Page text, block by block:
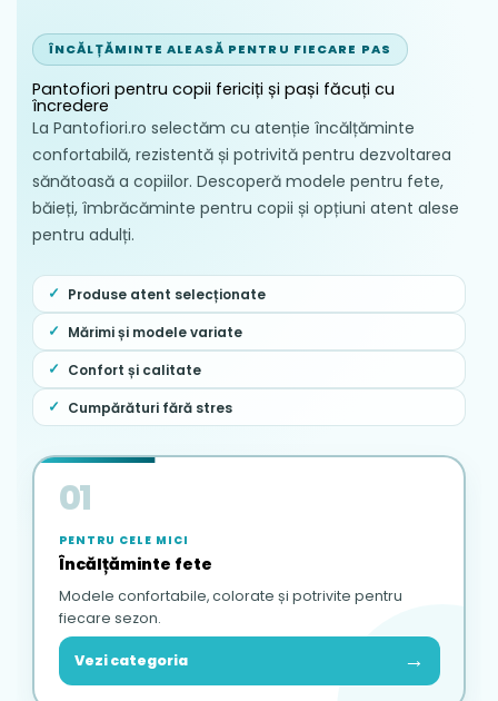
ÎNCĂLȚĂMINTE ALEASĂ PENTRU FIECARE PAS
Pantofiori pentru copii fericiți și pași făcuți cu
încredere
La Pantofiori.ro selectăm cu atenție încălțăminte
confortabilă, rezistentă și potrivită pentru dezvoltarea
sănătoasă a copiilor. Descoperă modele pentru fete,
băieți, îmbrăcăminte pentru copii și opțiuni atent alese
pentru adulți.
Produse atent selecționate
Mărimi și modele variate
Confort și calitate
Cumpărături fără stres
01
PENTRU CELE MICI
Încălțăminte fete
Modele confortabile, colorate și potrivite pentru
fiecare sezon.
Vezi categoria →